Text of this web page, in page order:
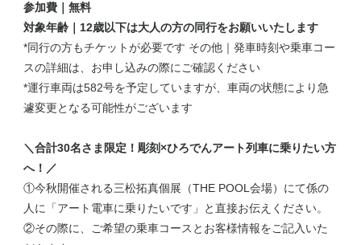
参加費｜無料
対象年齢｜12歳以下は大人の方の同行をお願いいたします
*同行の方もチケットが必要です その他｜発車時刻や乗車コー
スの詳細は、お申し込みの際にご確認ください
*運行車両は582号を予定していますが、車両の状態により急
遽変更となる可能性がございます
＼合計30名さま限定！彫刻×ひろでんアート列車に乗りたい方
へ！／
①今秋開催される三松拓真個展（THE POOL会場）にて係の
人に「アート電車に乗りたいです」と直接お伝えください。
②その際に、ご希望の乗車コースとお客様情報をご記入いた